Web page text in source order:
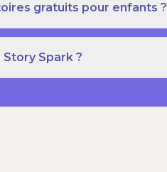
gratuits pour enfants ?
Spark ?